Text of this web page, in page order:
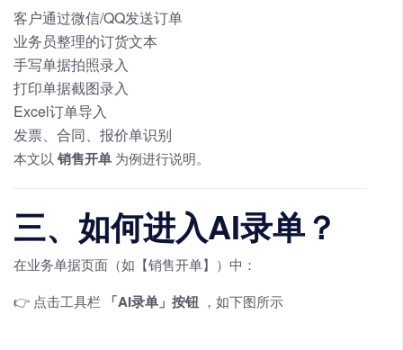
客户通过微信/QQ发送订单
业务员整理的订货文本
手写单据拍照录入
打印单据截图录入
Excel订单导入
发票、合同、报价单识别
本文以 销售开单 为例进行说明。
三、如何进入AI录单？
在业务单据页面（如【销售开单】）中：
👉 点击工具栏
「AI录单」按钮 ，如下图所示